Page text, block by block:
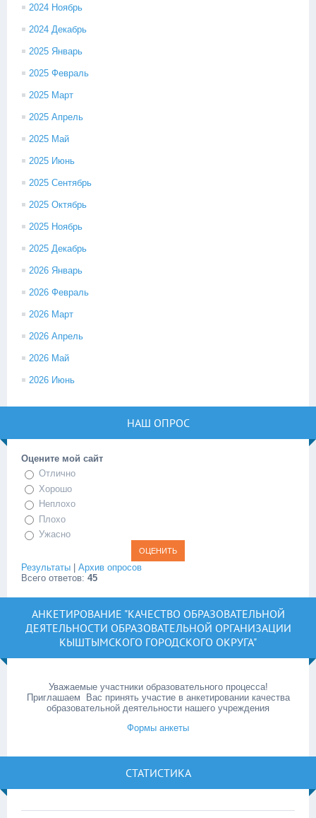
2024 Ноябрь
2024 Декабрь
2025 Январь
2025 Февраль
2025 Март
2025 Апрель
2025 Май
2025 Июнь
2025 Сентябрь
2025 Октябрь
2025 Ноябрь
2025 Декабрь
2026 Январь
2026 Февраль
2026 Март
2026 Апрель
2026 Май
2026 Июнь
НАШ ОПРОС
Оцените мой сайт
Отлично
Хорошо
Неплохо
Плохо
Ужасно
Результаты
Архив опросов
Всего ответов: 45
АНКЕТИРОВАНИЕ "КАЧЕСТВО ОБРАЗОВАТЕЛЬНОЙ
ДЕЯТЕЛЬНОСТИ ОБРАЗОВАТЕЛЬНОЙ ОРГАНИЗАЦИИ
КЫШТЫМСКОГО ГОРОДСКОГО ОКРУГА"
Уважаемые участники образовательного процесса!
Приглашаем Вас принять участие в анкетировании качества
образовательной деятельности нашего учреждения
Формы анкеты
СТАТИСТИКА